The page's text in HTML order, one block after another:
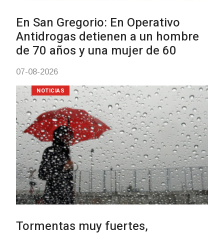
Facultad de Artes llega a
con dos cursos de formación
03-08-2026
Clases de Muai Thai en
NOTICIAS